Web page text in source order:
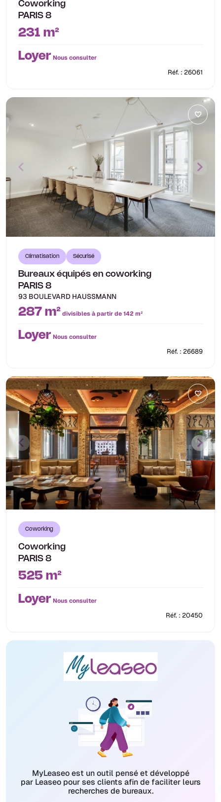
Coworking
PARIS 8
231 m²
Loyer Nous consulter
Réf. : 26061
Climatisation Sécurisé
Bureaux équipés en coworking
PARIS 8
93 BOULEVARD HAUSSMANN
287 m²divisibles à partir de 142 m²
Loyer Nous consulter
Réf. : 26689
Coworking
Coworking
PARIS 8
525 m²
Loyer Nous consulter
Réf. : 20450
MyLeaseo est un outil pensé et développé
par Leaseo pour ses clients afin de faciliter leurs
recherches de bureaux.